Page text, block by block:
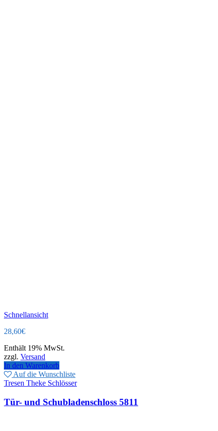
Schnellansicht
28,60€
Enthält 19% MwSt.
zzgl. Versand
In den Warenkorb
Auf die Wunschliste
Tresen Theke Schlösser
Tür- und Schubladenschloss 5811